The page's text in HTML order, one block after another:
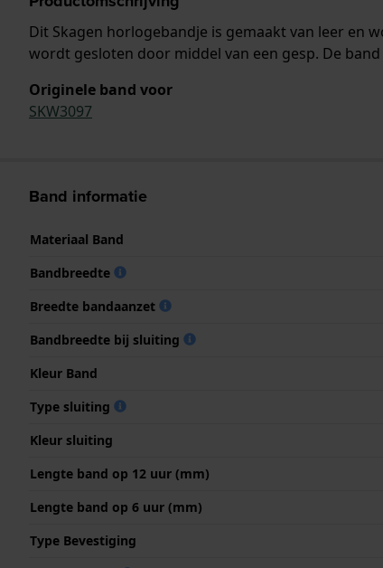
Dit Skagen horlogebandje is gemaakt van leer en
wordt gesloten door middel van een gesp. De
Originele band voor
SKW3097
Band informatie
Materiaal Band
Bandbreedte
Breedte bandaanzet
Bandbreedte bij sluiting
Kleur Band
Type sluiting
Kleur sluiting
Lengte band op 12 uur (mm)
Lengte band op 6 uur (mm)
Type Bevestiging